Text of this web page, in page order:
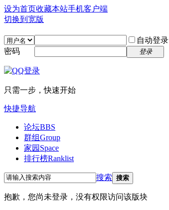
设为首页收藏本站手机客户端
切换到宽版
自动登录
密码
登录
只需一步，快速开始
快捷导航
论坛BBS
群组Group
家园 Space
排行榜Ranklist
搜索 搜索
抱歉，您尚未登录，没有权限访问该版块